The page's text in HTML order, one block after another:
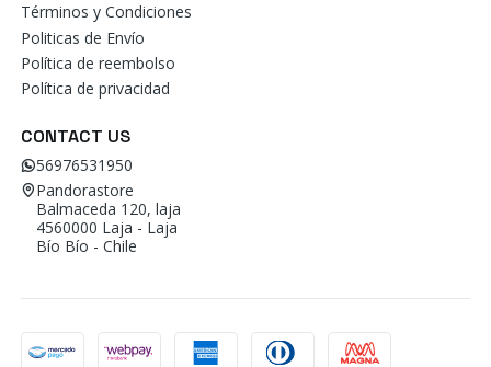
Términos y Condiciones
Politicas de Envío
Política de reembolso
Política de privacidad
CONTACT US
56976531950
Pandorastore
Balmaceda 120, laja
4560000 Laja - Laja
Bío Bío - Chile